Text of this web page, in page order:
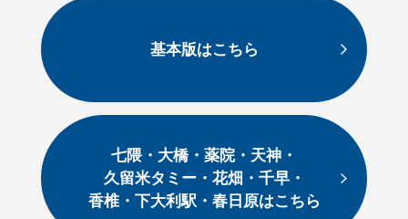
基本版はこちら
七隈・大橋・薬院・天神・
久留米タミー・花畑・千早・
香椎・下大利駅・春日原はこちら